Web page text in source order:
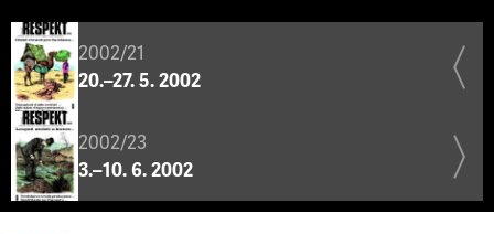
2002/21
20.–27. 5. 2002
2002/23
3.–10. 6. 2002